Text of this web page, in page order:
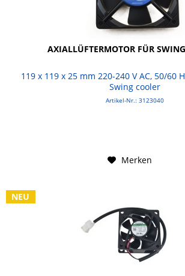
AXIALLÜFTERMOTOR FÜR
119 x 119 x 25 mm 220-240 V AC, 50/60
Swing cooler
Artikel-Nr.: 3123040
Merken
NEU